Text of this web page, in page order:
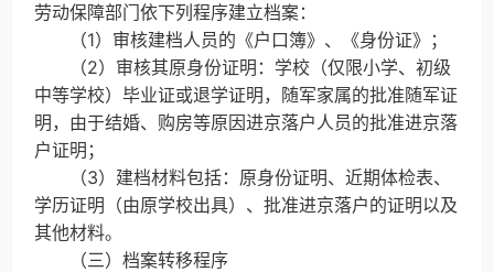
劳动保障部门依下列程序建立档案：
（1）审核建档人员的《户口簿》、《身份证》；
（2）审核其原身份证明：学校（仅限小学、初级
中等学校）毕业证或退学证明，随军家属的批准随军证
明，由于结婚、购房等原因进京落户人员的批准进京落
户证明；
（3）建档材料包括：原身份证明、近期体检表、
学历证明（由原学校出具）、批准进京落户的证明以及
其他材料。
（三）档案转移程序